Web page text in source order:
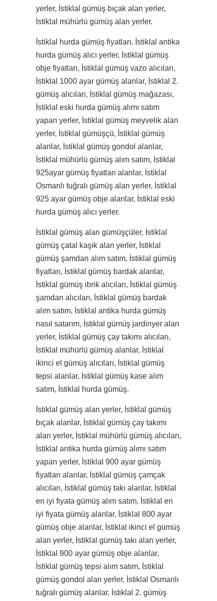
yerler, İstiklal gümüş bıçak alan yerler,
İstiklal mühürlü gümüş alan yerler.
İstiklal hurda gümüş fiyatları, İstiklal antika
hurda gümüş alıcı yerler, İstiklal gümüş
obje fiyatları, İstiklal gümüş vazo alıcıları,
İstiklal 1000 ayar gümüş alanlar, İstiklal 2.
gümüş alıcıları, İstiklal gümüş mağazası,
İstiklal eski hurda gümüş alımı satım
yapan yerler, İstiklal gümüş meyvelik alan
yerler, İstiklal gümüşçü, İstiklal gümüş
alanlar, İstiklal gümüş gondol alanlar,
İstiklal mühürlü gümüş alım satım, İstiklal
925ayar gümüş fiyatları alanlar, İstiklal
Osmanlı tuğralı gümüş alan yerler, İstiklal
925 ayar gümüş obje alanlar, İstiklal eski
hurda gümüş alıcı yerler.
İstiklal gümüş alan gümüşçüler, İstiklal
gümüş çatal kaşık alan yerler, İstiklal
gümüş şamdan alım satım, İstiklal gümüş
fiyatları, İstiklal gümüş bardak alanlar,
İstiklal gümüş ibrik alıcıları, İstiklal gümüş
şamdan alıcıları, İstiklal gümüş bardak
alım satım, İstiklal antika hurda gümüş
nasıl satarım, İstiklal gümüş jardinyer alan
yerler, İstiklal gümüş çay takımı alıcıları,
İstiklal mühürlü gümüş alanlar, İstiklal
ikinci el gümüş alıcıları, İstiklal gümüş
tepsi alanlar, İstiklal gümüş kase alım
satım, İstiklal hurda gümüş.
İstiklal gümüş alan yerler, İstiklal gümüş
bıçak alanlar, İstiklal gümüş çay takımı
alan yerler, İstiklal mühürlü gümüş alıcıları,
İstiklal antika hurda gümüş alımı satım
yapan yerler, İstiklal 900 ayar gümüş
fiyatları alanlar, İstiklal gümüş çamçak
alıcıları, İstiklal gümüş takı alanlar, İstiklal
en iyi fiyata gümüş alım satım, İstiklal en
iyi fiyata gümüş alanlar, İstiklal 800 ayar
gümüş obje alanlar, İstiklal ikinci el gümüş
alan yerler, İstiklal gümüş takı alan yerler,
İstiklal 900 ayar gümüş obje alanlar,
İstiklal gümüş tepsi alım satım, İstiklal
gümüş gondol alan yerler, İstiklal Osmanlı
tuğralı gümüş alanlar, İstiklal 2. gümüş